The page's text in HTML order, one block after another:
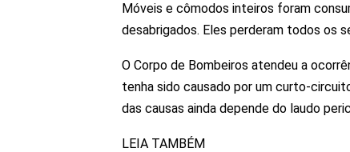
Móveis e cômodos inteiros foram
desabrigados. Eles perderam todos os
O Corpo de Bombeiros atendeu a
tenha sido causado por um curto-
das causas ainda depende do laudo
LEIA TAMBÉM